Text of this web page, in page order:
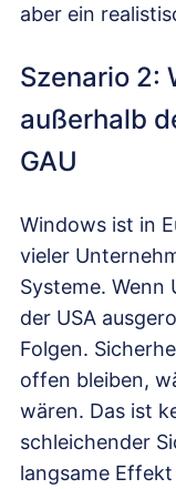
aber ein
Szenario 2:
außerhalb
GAU
Windows ist in
vieler
Systeme.
der USA
Folgen.
offen bleiben,
wären. Das ist
schleichender
langsame